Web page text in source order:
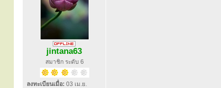
jintana63
สมาชิก ระดับ 6
ลงทะเบียนเมื่อ: 03 เม.ย.